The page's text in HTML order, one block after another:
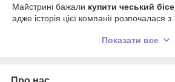
Майстрині бажали купити чеський
адже історія цієї компанії розпочалася з
примушувала майстрів винаходити нові
лише цього виробника здатне
Показати все